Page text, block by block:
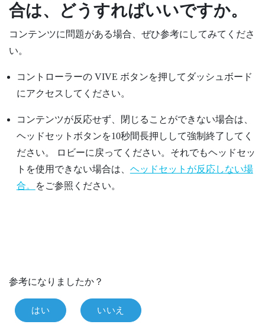
合は、どうすればいいですか。
コンテンツに問題がある場合、ぜひ参考にしてみてくださ
い。
コントローラーの VIVE ボタンを押してダッシュボード
にアクセスしてください。
コンテンツが反応せず、閉じることができない場合は、
ヘッドセットボタンを10秒間長押しして強制終了してく
ださい。
ロビーに戻ってください。それでもヘッドセッ
トを使用できない場合は、 ヘッドセットが反応しない場
合。
をご参照ください。
参考になりましたか？
はい いいえ